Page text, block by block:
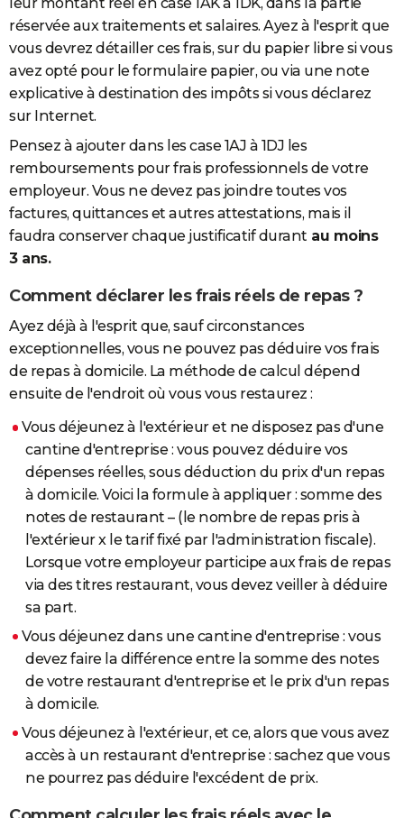
réservée aux traitements et salaires. Ayez à l'esprit que
vous devrez détailler ces frais, sur du papier libre si vous
avez opté pour le formulaire papier, ou via une note
explicative à destination des impôts si vous déclarez
sur Internet.
Pensez à ajouter dans les case 1AJ à 1DJ les
remboursements pour frais professionnels de votre
employeur. Vous ne devez pas joindre toutes vos
factures, quittances et autres attestations, mais il
faudra conserver chaque justificatif durant au moins
3 ans.
Comment déclarer les frais réels de repas ?
Ayez déjà à l'esprit que, sauf circonstances
exceptionnelles, vous ne pouvez pas déduire vos frais
de repas à domicile. La méthode de calcul dépend
ensuite de l'endroit où vous vous restaurez :
Vous déjeunez à l'extérieur et ne disposez pas d'une
cantine d'entreprise : vous pouvez déduire vos
dépenses réelles, sous déduction du prix d'un repas
à domicile. Voici la formule à appliquer : somme des
notes de restaurant – (le nombre de repas pris à
l'extérieur x le tarif fixé par l'administration fiscale).
Lorsque votre employeur participe aux frais de repas
via des titres restaurant, vous devez veiller à déduire
sa part.
Vous déjeunez dans une cantine d'entreprise : vous
devez faire la différence entre la somme des notes
de votre restaurant d'entreprise et le prix d'un repas
à domicile.
Vous déjeunez à l'extérieur, et ce, alors que vous avez
accès à un restaurant d'entreprise : sachez que vous
ne pourrez pas déduire l'excédent de prix.